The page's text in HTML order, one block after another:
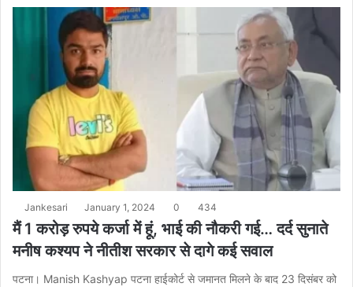
Jankesari January 1, 2024 0 434
मैं 1 करोड़ रुपये कर्जा में हूं, भाई की नौकरी गई… दर्द सुनाते
मनीष कश्यप ने नीतीश सरकार से दागे कई सवाल
पटना। Manish Kashyap पटना हाईकोर्ट से जमानत मिलने के बाद 23 दिसंबर को